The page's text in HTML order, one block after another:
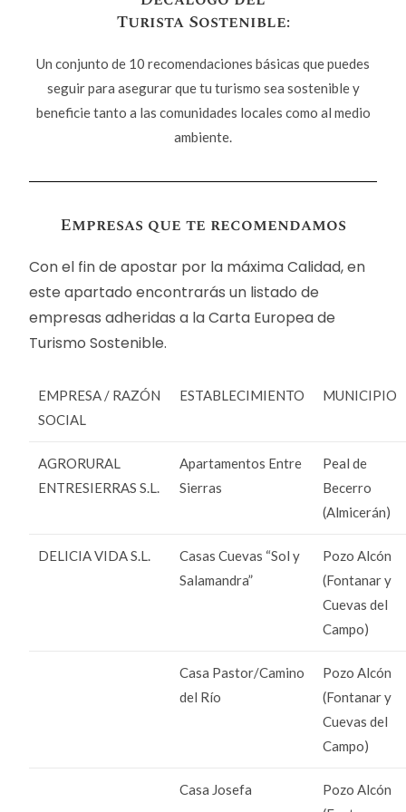
Turista Sostenible:
Un conjunto de 10 recomendaciones básicas que puedes
seguir para asegurar que tu turismo sea sostenible y
beneficie tanto a las comunidades locales como al medio
ambiente.
Empresas que te recomendamos
Con el fin de apostar por la máxima Calidad, en
este apartado encontrarás un listado de
empresas adheridas a la Carta Europea de
Turismo Sostenible.
EMPRESA / RAZÓN
SOCIAL
ESTABLECIMIENTO MUNICIPIO
AGRORURAL
ENTRESIERRAS S.L.
Apartamentos Entre
Sierras
Peal de
Becerro
(Almicerán)
DELICIA VIDA S.L.
Casas Cuevas “Sol y
Salamandra”
Pozo Alcón
(Fontanar y
Cuevas del
Campo)
Casa Pastor/Camino
del Río
Pozo Alcón
(Fontanar y
Cuevas del
Campo)
Casa Josefa
Pozo Alcón